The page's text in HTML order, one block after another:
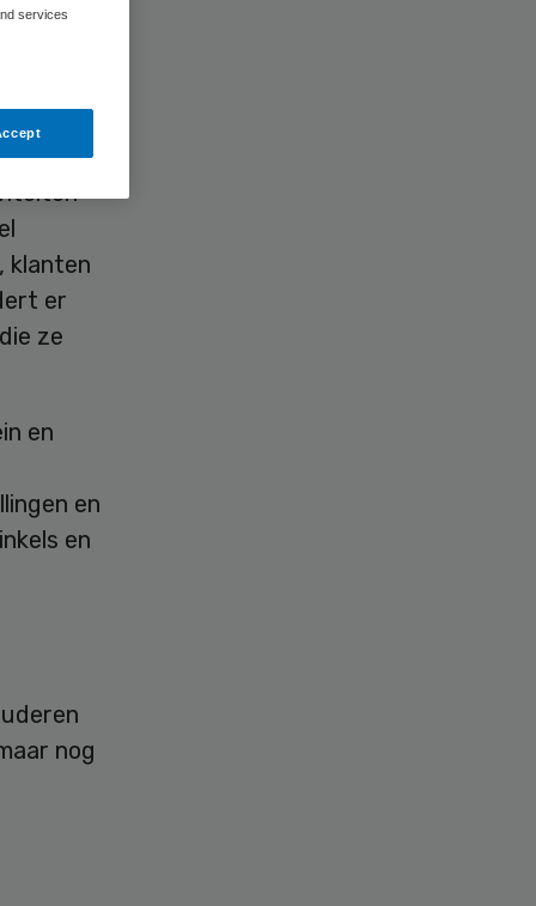
klanten
er
ze
en
en
en
nog
services